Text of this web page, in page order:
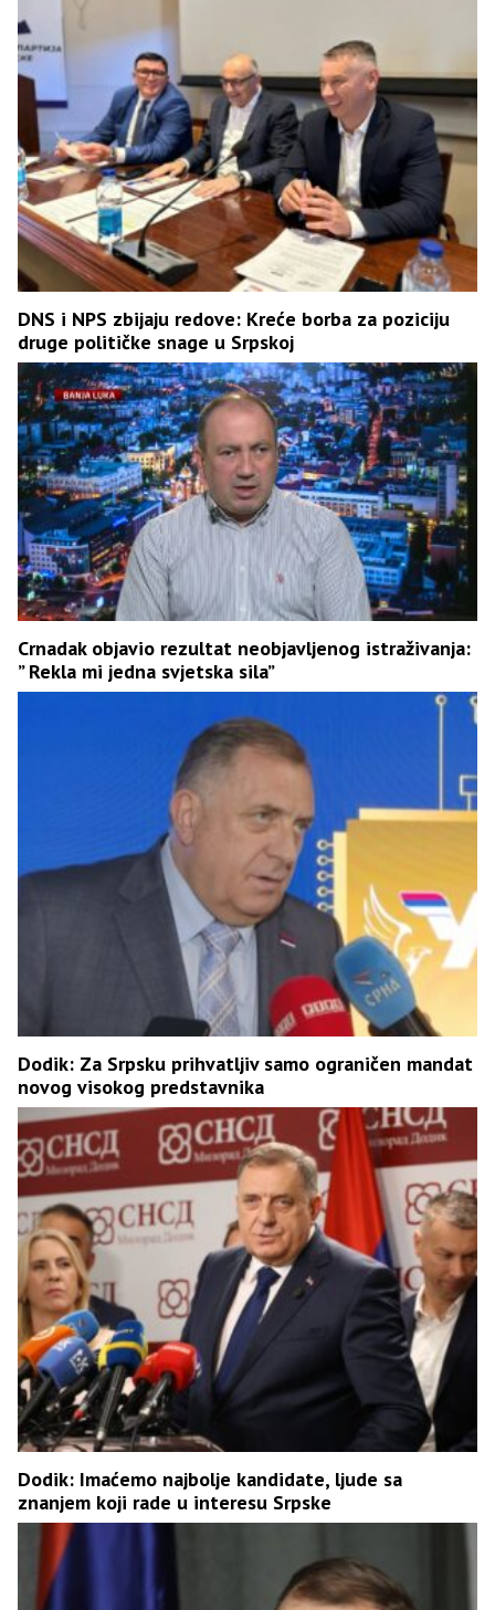
DNS i NPS zbijaju redove: Kreće borba za poziciju
druge političke snage u Srpskoj
Crnadak objavio rezultat neobjavljenog istraživanja:
” Rekla mi jedna svjetska sila”
Dodik: Za Srpsku prihvatljiv samo ograničen mandat
novog visokog predstavnika
Dodik: Imaćemo najbolje kandidate, ljude sa
znanjem koji rade u interesu Srpske